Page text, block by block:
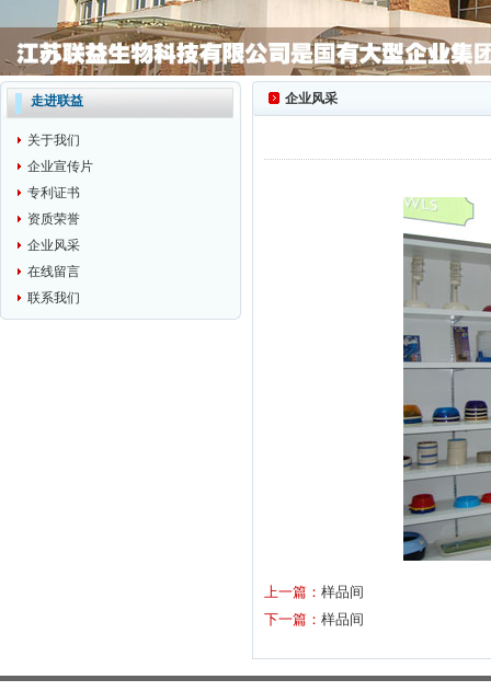
走进联益
关于我们
企业宣传片
专利证书
资质荣誉
企业风采
在线留言
联系我们
企业风采
上一篇： 样品间
下一篇： 样品间